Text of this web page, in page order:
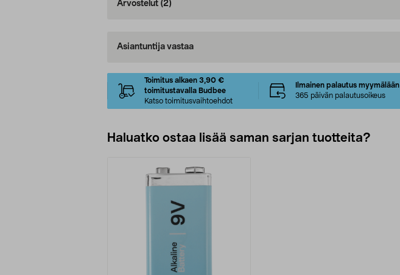
Arvostelut (2)
Asiantuntija vastaa
Toimitus alkaen 3,90 €
toimitustavalla Budbee
Katso toimitusvaihtoehdot
Ilmainen palautus myymälään
365 päivän palautusoikeus
Haluatko ostaa lisää saman sarjan tuotteita?